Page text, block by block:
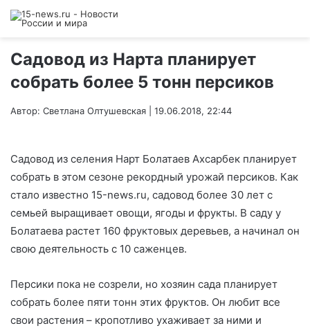
Садовод из Нарта планирует
собрать более 5 тонн персиков
Автор: Светлана Олтушевская | 19.06.2018, 22:44
Садовод из селения Нарт Болатаев Ахсарбек планирует
собрать в этом сезоне рекордный урожай персиков. Как
стало известно 15-news.ru, садовод более 30 лет с
семьей выращивает овощи, ягоды и фрукты. В саду у
Болатаева растет 160 фруктовых деревьев, а начинал он
свою деятельность с 10 саженцев.
Персики пока не созрели, но хозяин сада планирует
собрать более пяти тонн этих фруктов. Он любит все
свои растения – кропотливо ухаживает за ними и